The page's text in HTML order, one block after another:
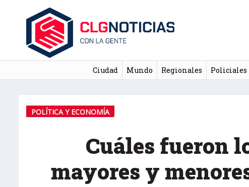
Ciudad Mundo Regionales Policiales
POLÍTICA Y ECONOMÍA
Cuáles fueron
mayores y